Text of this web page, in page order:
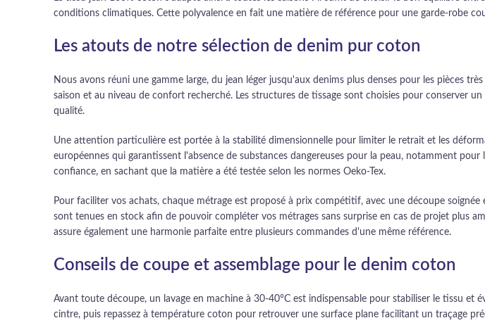
conditions climatiques. Cette polyvalence en fait une matière de référence pour une garde-robe
Les atouts de notre sélection de denim pur coton
Nous avons réuni une gamme large, du jean léger jusqu'aux denims plus denses pour les pièces
saison et au niveau de confort recherché. Les structures de tissage sont choisies pour conserver
qualité.
Une attention particulière est portée à la stabilité dimensionnelle pour limiter le retrait et les
européennes qui garantissent l'absence de substances dangereuses pour la peau, notamment
confiance, en sachant que la matière a été testée selon les normes Oeko-Tex.
Pour faciliter vos achats, chaque métrage est proposé à prix compétitif, avec une découpe
sont tenues en stock afin de pouvoir compléter vos métrages sans surprise en cas de projet plus
assure également une harmonie parfaite entre plusieurs commandes d'une même référence.
Conseils de coupe et assemblage pour le denim coton
Avant toute découpe, un lavage en machine à 30-40°C est indispensable pour stabiliser le tissu et
cintre, puis repassez à température coton pour retrouver une surface plane facilitant un traçage